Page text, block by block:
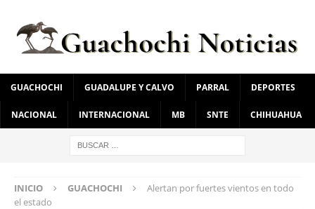
GUACHOCHI GUADALUPE Y CALVO PARRAL DEPORTES
NACIONAL INTERNACIONAL MB SNTE CHIHUAHUA
INICIO GUACHOCHI
Alertan por fuertes vientos en todo
el estado